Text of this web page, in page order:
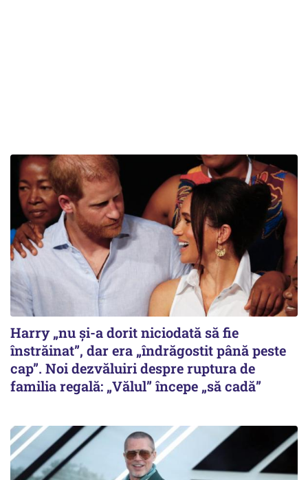
Harry „nu și-a dorit niciodată să fie
înstrăinat”, dar era „îndrăgostit până peste
cap”. Noi dezvăluiri despre ruptura de
familia regală: „Vălul” începe „să cadă”